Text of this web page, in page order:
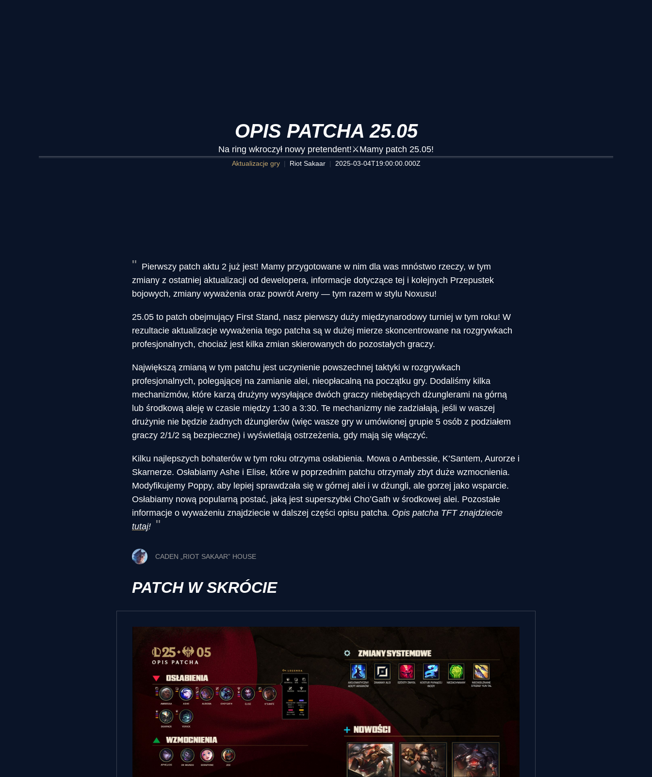
OPIS PATCHA 25.05
Na ring wkroczył nowy pretendent!⚔️Mamy patch 25.05!
Aktualizacje gry Riot Sakaar 2025-03-04T19:00:00.000Z
Pierwszy patch aktu 2 już jest! Mamy przygotowane w nim dla was mnóstwo rzeczy, w tym
zmiany z ostatniej aktualizacji od dewelopera, informacje dotyczące tej i kolejnych Przepustek
bojowych, zmiany wyważenia oraz powrót Areny — tym razem w stylu Noxusu!
25.05 to patch obejmujący First Stand, nasz pierwszy duży międzynarodowy turniej w tym roku! W
rezultacie aktualizacje wyważenia tego patcha są w dużej mierze skoncentrowane na rozgrywkach
profesjonalnych, chociaż jest kilka zmian skierowanych do pozostałych graczy.
Największą zmianą w tym patchu jest uczynienie powszechnej taktyki w rozgrywkach
profesjonalnych, polegającej na zamianie alei, nieopłacalną na początku gry. Dodaliśmy kilka
mechanizmów, które karzą drużyny wysyłające dwóch graczy niebędących dżunglerami na górną
lub środkową aleję w czasie między 1:30 a 3:30. Te mechanizmy nie zadziałają, jeśli w waszej
drużynie nie będzie żadnych dżunglerów (więc wasze gry w umówionej grupie 5 osób z podziałem
graczy 2/1/2 są bezpieczne) i wyświetlają ostrzeżenia, gdy mają się włączyć.
Kilku najlepszych bohaterów w tym roku otrzyma osłabienia. Mowa o Ambessie, K’Santem, Aurorze i
Skarnerze. Osłabiamy Ashe i Elise, które w poprzednim patchu otrzymały zbyt duże wzmocnienia.
Modyfikujemy Poppy, aby lepiej sprawdzała się w górnej alei i w dżungli, ale gorzej jako wsparcie.
Osłabiamy nową popularną postać, jaką jest superszybki Cho’Gath w środkowej alei. Pozostałe
informacje o wyważeniu znajdziecie w dalszej części opisu patcha. Opis patcha TFT znajdziecie
tutaj!
CADEN „RIOT SAKAAR” HOUSE
PATCH W SKRÓCIE